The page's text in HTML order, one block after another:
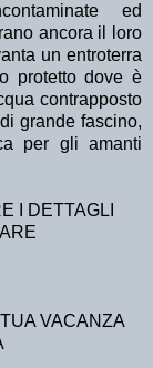
ed
ancora il loro
un entroterra
protetto dove è
contrapposto
grande fascino,
per gli amanti
I DETTAGLI
VACANZA